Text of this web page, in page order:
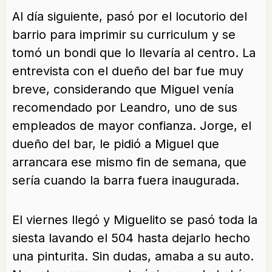
Al día siguiente, pasó por el locutorio del
barrio para imprimir su curriculum y se
tomó un bondi que lo llevaría al centro. La
entrevista con el dueño del bar fue muy
breve, considerando que Miguel venía
recomendado por Leandro, uno de sus
empleados de mayor confianza. Jorge, el
dueño del bar, le pidió a Miguel que
arrancara ese mismo fin de semana, que
sería cuando la barra fuera inaugurada.
El viernes llegó y Miguelito se pasó toda la
siesta lavando el 504 hasta dejarlo hecho
una pinturita. Sin dudas, amaba a su auto.